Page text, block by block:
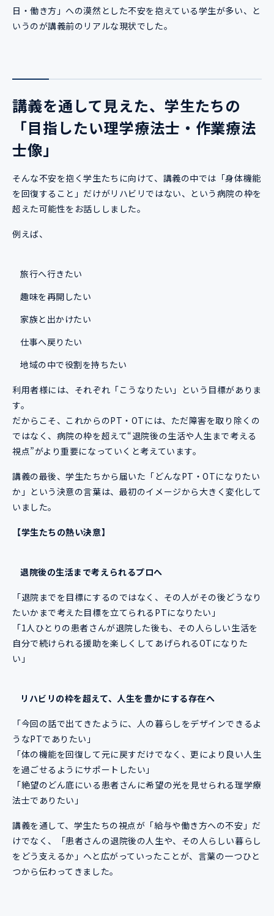
日・働き方」への漠然とした不安を抱えている学生が多い、と
いうのが講義前のリアルな現状でした。
講義を通して見えた、学生たちの
「目指したい理学療法士・作業療法
士像」
そんな不安を抱く学生たちに向けて、講義の中では「身体機能
を回復すること」だけがリハビリではない、という病院の枠を
超えた可能性をお話ししました。
例えば、
旅行へ行きたい
趣味を再開したい
家族と出かけたい
仕事へ戻りたい
地域の中で役割を持ちたい
利用者様には、それぞれ「こうなりたい」という目標がありま
す。
だからこそ、これからのPT・OTには、ただ障害を取り除くの
ではなく、病院の枠を超えて“退院後の生活や人生まで考える
視点”がより重要になっていくと考えています。
講義の最後、学生たちから届いた「どんなPT・OTになりたい
か」という決意の言葉は、最初のイメージから大きく変化して
いました。
【学生たちの熱い決意】
退院後の生活まで考えられるプロへ
「退院までを目標にするのではなく、その人がその後どうなり
たいかまで考えた目標を立てられるPTになりたい」
「1人ひとりの患者さんが退院した後も、その人らしい生活を
自分で続けられる援助を楽しくしてあげられるOTになりた
い」
リハビリの枠を超えて、人生を豊かにする存在へ
「今回の話で出てきたように、人の暮らしをデザインできるよ
うなPTでありたい」
「体の機能を回復して元に戻すだけでなく、更により良い人生
を過ごせるようにサポートしたい」
「絶望のどん底にいる患者さんに希望の光を見せられる理学療
法士でありたい」
講義を通して、学生たちの視点が「給与や働き方への不安」だ
けでなく、「患者さんの退院後の人生や、その人らしい暮らし
をどう支えるか」へと広がっていったことが、言葉の一つひと
つから伝わってきました。